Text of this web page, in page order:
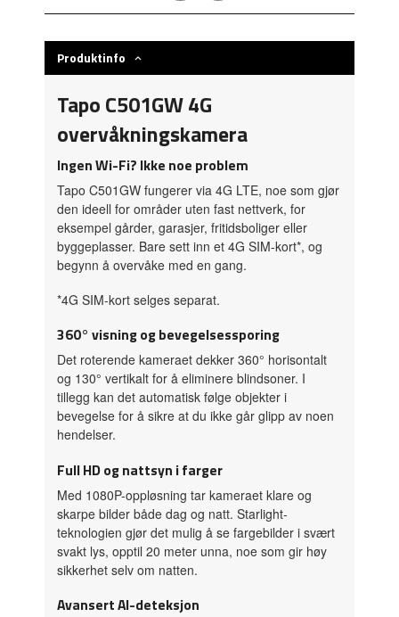
Produktinfo
Tapo C501GW 4G
overvåkningskamera
Ingen Wi-Fi? Ikke noe problem
Tapo C501GW fungerer via 4G LTE, noe som gjør
den ideell for områder uten fast nettverk, for
eksempel gårder, garasjer, fritidsboliger eller
byggeplasser. Bare sett inn et 4G SIM-kort*, og
begynn å overvåke med en gang.
*4G SIM-kort selges separat.
360° visning og bevegelsessporing
Det roterende kameraet dekker 360° horisontalt
og 130° vertikalt for å eliminere blindsoner. I
tillegg kan det automatisk følge objekter i
bevegelse for å sikre at du ikke går glipp av noen
hendelser.
Full HD og nattsyn i farger
Med 1080P-oppløsning tar kameraet klare og
skarpe bilder både dag og natt. Starlight-
teknologien gjør det mulig å se fargebilder i svært
svakt lys, opptil 20 meter unna, noe som gir høy
sikkerhet selv om natten.
Avansert AI-deteksjon